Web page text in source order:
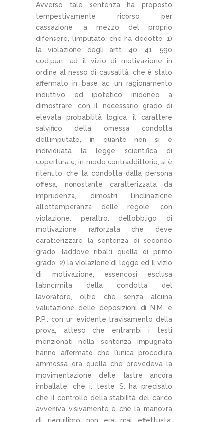
Avverso tale sentenza ha proposto
tempestivamente ricorso per
cassazione, a mezzo del proprio
difensore, l’imputato, che ha dedotto: 1)
la violazione degli artt. 40, 41, 590
cod.pen. ed il vizio di motivazione in
ordine al nesso di causalità, che è stato
affermato in base ad un ragionamento
induttivo ed ipotetico inidoneo a
dimostrare, con il necessario grado di
elevata probabilità logica, il carattere
salvifico della omessa condotta
dell’imputato, in quanto non si è
individuata la legge scientifica di
copertura e, in modo contraddittorio, si è
ritenuto che la condotta dalla persona
offesa, nonostante caratterizzata da
imprudenza, dimostri l’inclinazione
all’ottemperanza delle regole, con
violazione, peraltro, dell’obbligo di
motivazione rafforzata che deve
caratterizzare la sentenza di secondo
grado, laddove ribalti quella di primo
grado; 2) la violazione di legge ed il vizio
di motivazione, essendosi esclusa
l’abnormità della condotta del
lavoratore, oltre che senza alcuna
valutazione delle deposizioni di N.M. e
P.P., con un evidente travisamento della
prova, atteso che entrambi i testi
menzionati nella sentenza impugnata
hanno affermato che l’unica procedura
ammessa era quella che prevedeva la
movimentazione delle lastre ancora
imballate, che il teste S. ha precisato
che il controllo della stabilità del carico
avveniva visivamente e che la manovra
di riequilibro non era mai effettuata,